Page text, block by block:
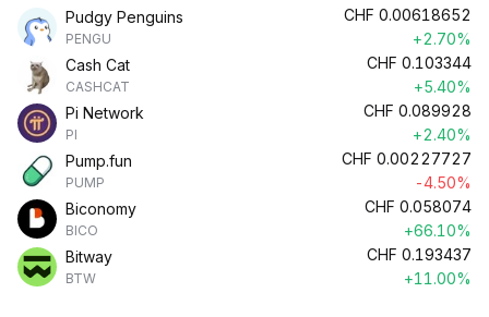
Pudgy Penguins
PENGU
CHF 0.00618652
+2.70%
Cash Cat
CASHCAT
CHF 0.103344
+5.40%
Pi Network
PI
CHF 0.089928
+2.40%
Pump.fun
PUMP
CHF 0.00227727
-4.50%
Biconomy
BICO
CHF 0.058074
+66.10%
Bitway
BTW
CHF 0.193437
+11.00%